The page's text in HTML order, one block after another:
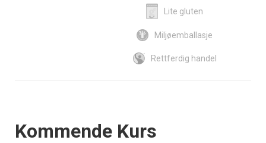
Lite gluten
Miljøemballasje
Rettferdig handel
Events
Kommende Kurs